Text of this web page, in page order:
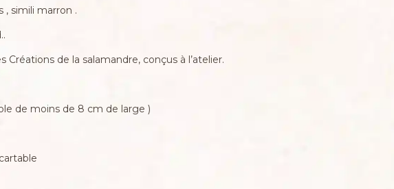
, simili marron .
Créations de la salamandre, conçus à l’atelier.
de moins de 8 cm de large )